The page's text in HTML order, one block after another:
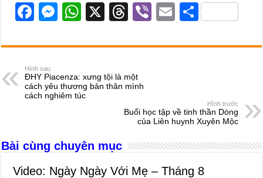
F
c
e
b
o
k
M
ss
n
g
W
at
A
p
X
T
e
d
s
Vi
er
E
ail
S
ar
Hình sau
ĐHY Piacenza: xưng tội là một
cách yêu thương bản thân mình
cách nghiêm túc
Hình trước
Buổi học tập về tinh thần Dòng
của Liên huynh Xuyên Mộc
Bài cùng chuyên mục
Video: Ngày Ngày Với Mẹ – Tháng 8